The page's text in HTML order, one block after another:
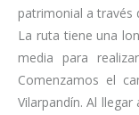
patrimonial a través
La ruta tiene una
media para
Comenzamos el
Vilarpandín. Al